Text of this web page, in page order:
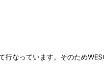
なっています。そのため